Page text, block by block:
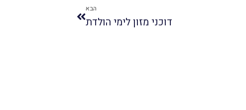
הבא
דוכני מזון לימי הולדת